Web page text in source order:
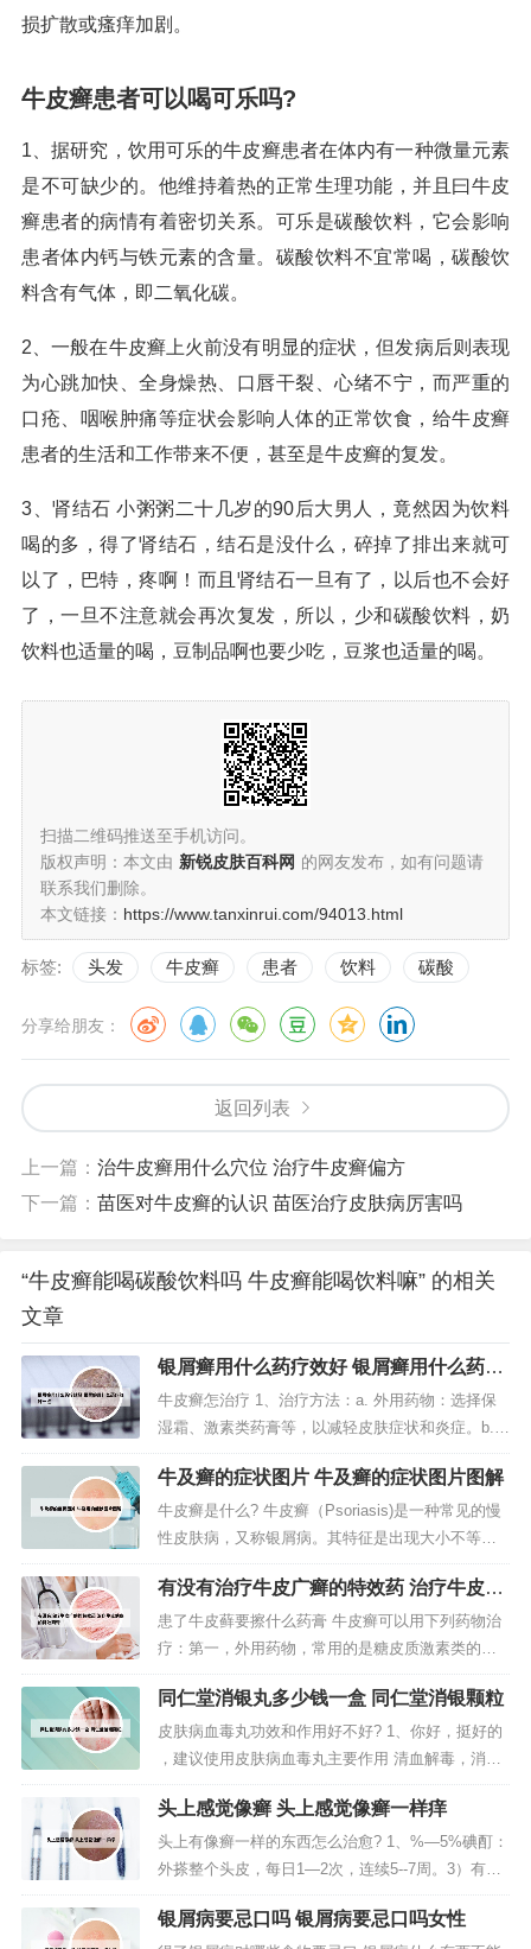
损扩散或瘙痒加剧。
牛皮癣患者可以喝可乐吗?
1、据研究，饮用可乐的牛皮癣患者在体内有一种微量元素
是不可缺少的。他维持着热的正常生理功能，并且曰牛皮
癣患者的病情有着密切关系。可乐是碳酸饮料，它会影响
患者体内钙与铁元素的含量。碳酸饮料不宜常喝，碳酸饮
料含有气体，即二氧化碳。
2、一般在牛皮癣上火前没有明显的症状，但发病后则表现
为心跳加快、全身燥热、口唇干裂、心绪不宁，而严重的
口疮、咽喉肿痛等症状会影响人体的正常饮食，给牛皮癣
患者的生活和工作带来不便，甚至是牛皮癣的复发。
3、肾结石 小粥粥二十几岁的90后大男人，竟然因为饮料
喝的多，得了肾结石，结石是没什么，碎掉了排出来就可
以了，巴特，疼啊！而且肾结石一旦有了，以后也不会好
了，一旦不注意就会再次复发，所以，少和碳酸饮料，奶
饮料也适量的喝，豆制品啊也要少吃，豆浆也适量的喝。
扫描二维码推送至手机访问。
版权声明：本文由 新锐皮肤百科网 的网友发布，如有问题请
联系我们删除。
本文链接： https://www.tanxinrui.com/94013.html
标签: 头发 牛皮癣 患者 饮料 碳酸
分享给朋友：
返回列表
上一篇： 治牛皮癣用什么穴位 治疗牛皮癣偏方
下一篇： 苗医对牛皮癣的认识 苗医治疗皮肤病厉害吗
“牛皮癣能喝碳酸饮料吗 牛皮癣能喝饮料嘛” 的相关
文章
银屑癣用什么药疗效好 银屑癣用什么药疗
效好一点
牛皮癣怎治疗 1、治疗方法：a. 外用药物：选择保
湿霜、激素类药膏等，以减轻皮肤症状和炎症。b.
口服药物：如抗炎、抗过敏、免疫抑制剂等，需根
据具体病情在医生指导下使用。c. 光疗：如紫外
线、光化学疗法等，有助于缓解症状。2、第一：双
氧水治疗牛皮癣。双氧水在我们的日常生活中非常
常见，此偏方需要将双氧...
牛及癣的症状图片 牛及癣的症状图片图解
牛皮癣是什么? 牛皮癣（Psoriasis)是一种常见的慢
性皮肤病，又称银屑病。其特征是出现大小不等的
丘疹，红斑，表面覆盖着银白色鳞屑，边界清楚，
好发于头皮、四肢伸侧及背部。男性多于女性。春
冬季节容易复发或加重，而夏秋季多缓解。您好，
银屑病俗称“牛皮癣”，是一种常见的慢性、复发性、
炎症性皮肤病，并不...
有没有治疗牛皮广癣的特效药 治疗牛皮病
癣的特效药膏
患了牛皮藓要擦什么药膏 牛皮癣可以用下列药物治
疗：第一，外用药物，常用的是糖皮质激素类的药
物，如卤米松软膏，地奈德软膏，糠酸莫米松软
膏，丁酸氢化可的松软膏，曲安奈德软膏等。目前
治疗牛皮癣药膏很多，可外用药物如盐酸特比萘芬
软膏，硝酸咪康唑软膏，萘替芬酮康唑软膏等等。
得了牛皮癣最重要的是对症治疗，找出病...
同仁堂消银丸多少钱一盒 同仁堂消银颗粒
皮肤病血毒丸功效和作用好不好? 1、你好，挺好的
，建议使用皮肤病血毒丸主要作用 清血解毒，消肿
止痒。用于经络不和，湿热血燥引起的风疹，湿
疹，皮肤刺痒，雀斑粉刺，面赤鼻虐，疮疡肿毒，
脚气疥癣，头目眩晕，大便燥结。用法用量 口服，
一次20粒，一日2次。2、此外，皮肤病血毒丸对引
发人体皮肤炎症的致病微生...
头上感觉像癣 头上感觉像癣一样痒
头上有像癣一样的东西怎么治愈? 1、%—5%碘酊：
外搽整个头皮，每日1—2次，连续5--7周。3）有细
菌感染且糜烂明显时，可先用1/8000的高锰酸钾溶
液清洗后涂含霉素软膏或外搽皮肤康洗液.每日1—2
银屑病要忌口吗 银屑病要忌口吗女性